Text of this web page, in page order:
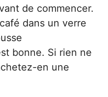
de commencer.
dans un verre
bonne. Si rien ne
en une